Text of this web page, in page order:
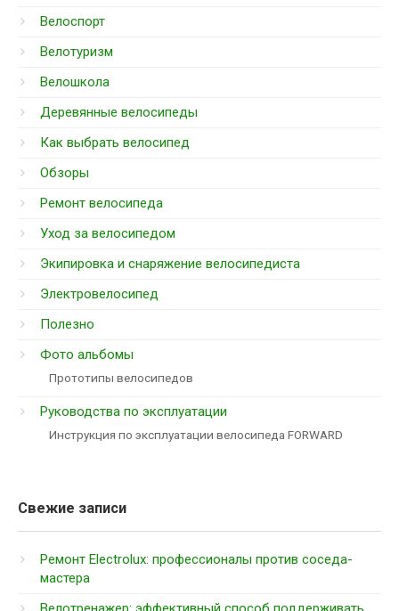
Велоспорт
Велотуризм
Велошкола
Деревянные велосипеды
Как выбрать велосипед
Обзоры
Ремонт велосипеда
Уход за велосипедом
Экипировка и снаряжение велосипедиста
Электровелосипед
Полезно
Фото альбомы
Прототипы велосипедов
Руководства по эксплуатации
Инструкция по эксплуатации велосипеда FORWARD
Свежие записи
Ремонт Electrolux: профессионалы против соседа-
мастера